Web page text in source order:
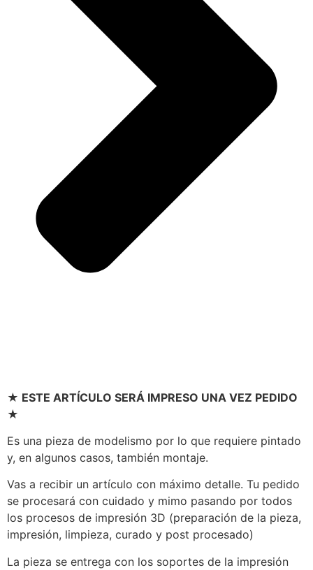
★ ESTE ARTÍCULO SERÁ IMPRESO UNA VEZ PEDIDO
★
Es una pieza de modelismo por lo que requiere pintado
y, en algunos casos, también montaje.
Vas a recibir un artículo con máximo detalle. Tu pedido
se procesará con cuidado y mimo pasando por todos
los procesos de impresión 3D (preparación de la pieza,
impresión, limpieza, curado y post procesado)
La pieza se entrega con los soportes de la impresión